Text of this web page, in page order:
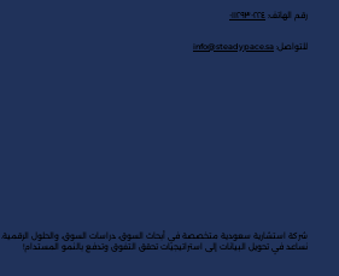
شركة استشارية سعودية متخصصة في أبحاث السوق، دراسات السوق، والحلول الرقمية.
نساعد في تحويل البيانات إلى استراتيجيات تحقق التفوق وتدفع بالنمو المستدام!
رقم الهاتف: ٠١١٢٩٣٠٢٢٤
للتواصل: info@steadypace.sa